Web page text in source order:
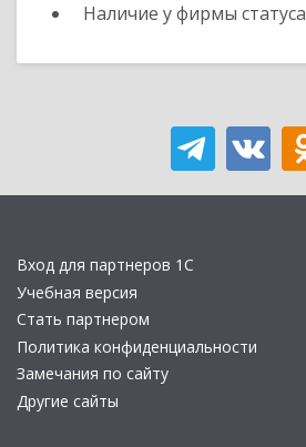
Наличие у фирмы статуса
Вход для партнеров 1С
Учебная версия
Стать партнером
Политика конфиденциальности
Замечания по сайту
Другие сайты